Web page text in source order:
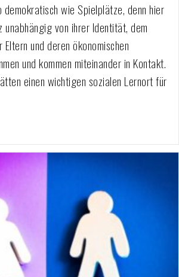
wie Spielplätze, denn hier
unabhängig von ihrer Identität, dem
und deren ökonomischen
und kommen miteinander in Kontakt.
einen wichtigen sozialen Lernort für